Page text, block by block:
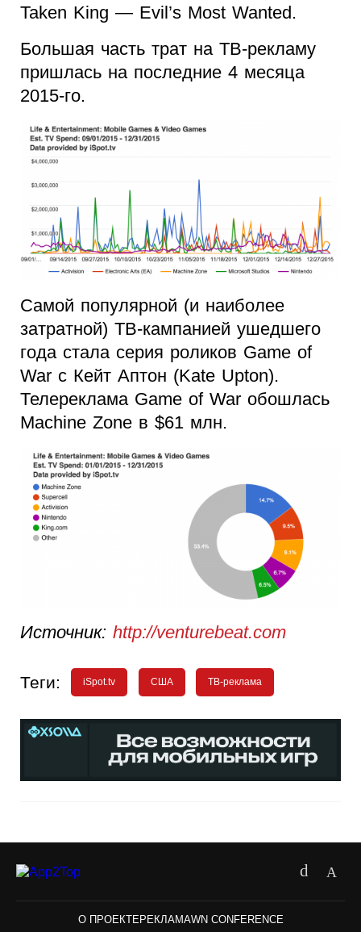
Taken King — Evil’s Most Wanted.
Большая часть трат на ТВ-рекламу
пришлась на последние 4 месяца
2015-го.
Самой популярной (и наиболее
затратной) ТВ-кампанией ушедшего
года стала серия роликов Game of
War с Кейт Аптон (Kate Upton).
Телереклама Game of War обошлась
Machine Zone в $61 млн.
Источник: http://venturebeat.com
Теги: iSpot.tv США ТВ-реклама
О ПРОЕКТЕРЕКЛАМАWN CONFERENCE